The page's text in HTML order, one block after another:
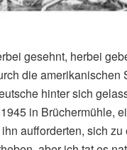
gesehnt, herbei
die
hinter sich
in Brüchermühle,
aufforderten, sich